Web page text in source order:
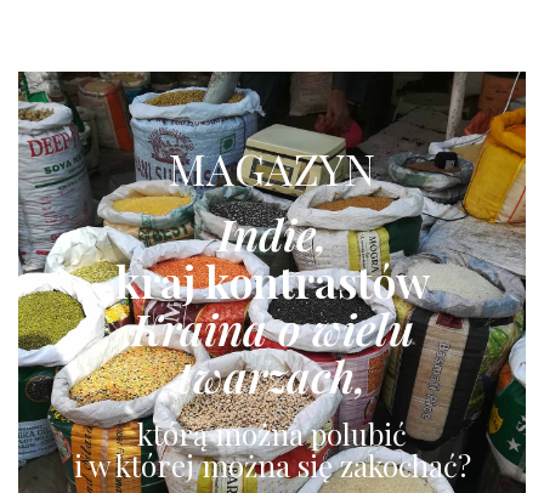
MAGAZYN
Indie,
kraj kontrastów
Kraina o wielu
twarzach,
którą można polubić
i w której można się zakochać?